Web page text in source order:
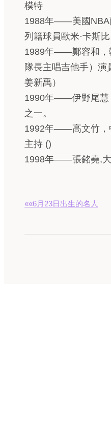
模特
1988年——美國NBA
列籍球員歐米·卡斯比
1989年——鄭容和，
隊長主唱吉他手）演
姜新禹）
1990年——伊野尾慧
之一。
1992年——高文竹，
主持 ()
1998年——張銘堯,
««6月23日出生的名人